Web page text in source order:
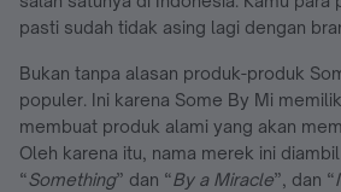
pasti sudah tidak asing lagi dengan
Bukan tanpa alasan produk-produk
populer. Ini karena Some By Mi
membuat produk alami yang akan
Oleh karena itu, nama merek ini
“Something” dan “By a Miracle”, dan “